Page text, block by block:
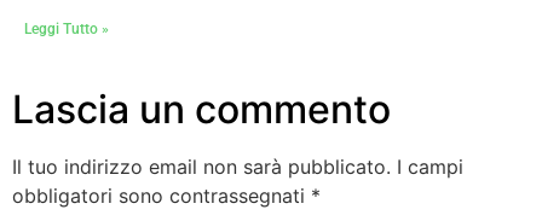
Leggi Tutto »
Lascia un commento
Il tuo indirizzo email non sarà pubblicato. I campi
obbligatori sono contrassegnati *